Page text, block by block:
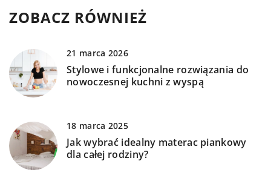
ZOBACZ RÓWNIEŻ
21 marca 2026
Stylowe i funkcjonalne rozwiązania do
nowoczesnej kuchni z wyspą
18 marca 2025
Jak wybrać idealny materac piankowy
dla całej rodziny?